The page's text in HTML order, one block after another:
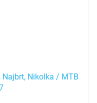
Najbrt, Nikolka / MTB